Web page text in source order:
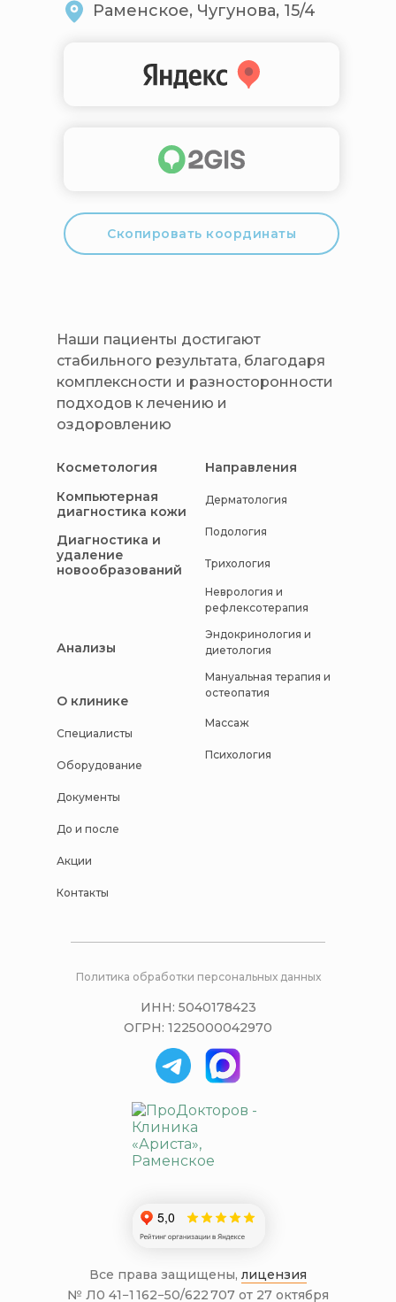
Раменское, Чугунова, 15/4
Скопировать координаты
Все права защищены, лицензия
№ Л0 41−1 162−50/622 707 от 27 октября
ИНН: 5040178423
ОГРН: 1225000042970
Косметология Направления
Анализы
О клинике
Компьютерная
диагностика кожи
Диагностика и
удаление
новообразований
Мануальная терапия и
остеопатия
Специалисты
Политика обработки персональных данных
Дерматология
Оборудование
Подология
Документы
Трихология
Массаж
До и после
Неврология и
рефлексотерапия
Психология
Акции
Контакты
Эндокринология и
диетология
Наши пациенты достигают
стабильного результата, благодаря
комплексности и разносторонности
подходов к лечению и
оздоровлению